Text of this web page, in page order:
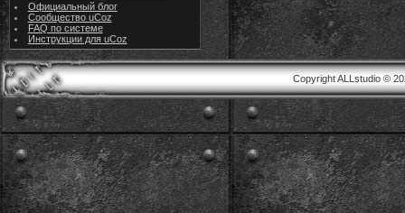
Официальный блог
Сообщество uCoz
FAQ по системе
Инструкции для uCoz
Copyright ALLstudio ©